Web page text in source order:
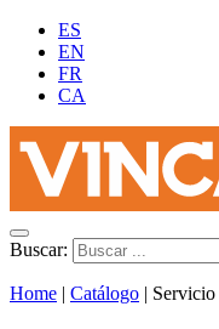
ES
EN
FR
CA
Buscar:
Home | Catálogo | Servicio